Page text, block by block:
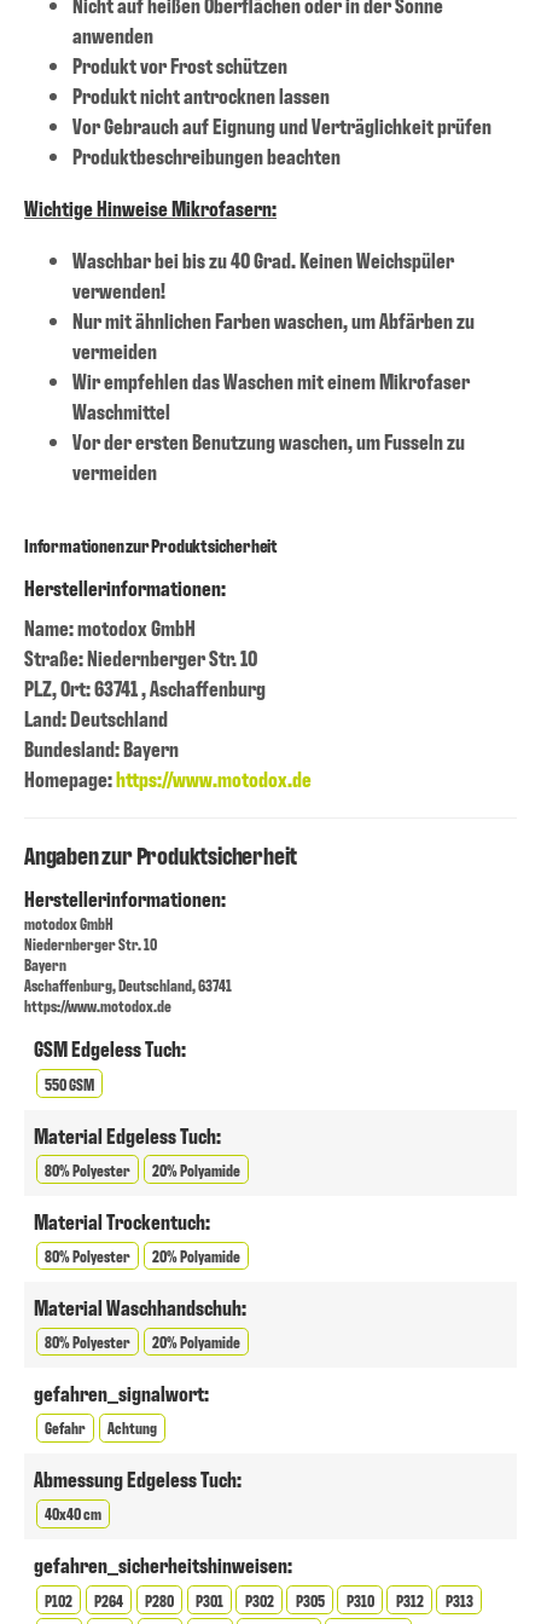
anwenden
Produkt vor Frost schützen
Produkt nicht antrocknen lassen
Vor Gebrauch auf Eignung und Verträglichkeit prüfen
Produktbeschreibungen beachten
Wichtige Hinweise Mikrofasern:
Waschbar bei bis zu 40 Grad. Keinen Weichspüler
verwenden!
Nur mit ähnlichen Farben waschen, um Abfärben zu
vermeiden
Wir empfehlen das Waschen mit einem Mikrofaser
Waschmittel
Vor der ersten Benutzung waschen, um Fusseln zu
vermeiden
Informationen zur Produktsicherheit
Herstellerinformationen:
Name: motodox GmbH
Straße: Niedernberger Str. 10
PLZ, Ort: 63741 , Aschaffenburg
Land: Deutschland
Bundesland: Bayern
Homepage:https://www.motodox.de
Angaben zur Produktsicherheit
Herstellerinformationen:
motodox GmbH
Niedernberger Str. 10
Bayern
Aschaffenburg, Deutschland, 63741
https://www.motodox.de
GSM Edgeless Tuch:
550 GSM
Material Edgeless Tuch:
80% Polyester 20% Polyamide
Material Trockentuch:
80% Polyester 20% Polyamide
Material Waschhandschuh:
80% Polyester 20% Polyamide
gefahren_signalwort:
Gefahr Achtung
Abmessung Edgeless Tuch:
40x40 cm
gefahren_sicherheitshinweisen:
P102 P264 P280 P301 P302 P305 P310 P312
P313